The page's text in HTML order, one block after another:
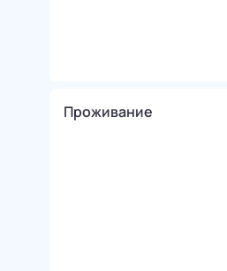
Проживание